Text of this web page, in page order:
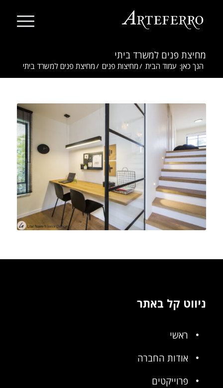
מחיצת פנים למשרד ביתי
הנך כאן: עמוד הבית / מחיצות פנים / מחיצת פנים למשרד ביתי
ניווט קל באתר
ראשי
אודות החברה
פרוייקטים